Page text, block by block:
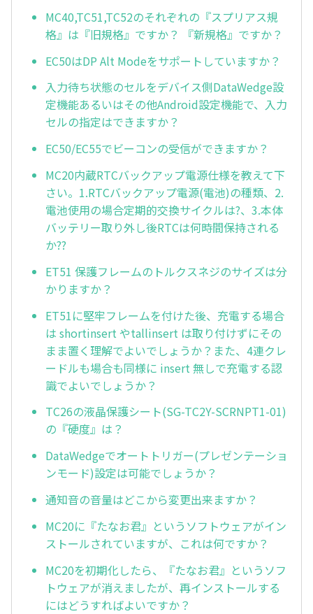
MC40,TC51,TC52のそれぞれの『スプリアス規
格』は『旧規格』ですか？ 『新規格』ですか？
EC50はDP Alt Modeをサポートしていますか？
入力待ち状態のセルをデバイス側DataWedge設
定機能あるいはその他Android設定機能で、入力
セルの指定はできますか？
EC50/EC55でビーコンの受信ができますか？
MC20内蔵RTCバックアップ電源仕様を教えて下
さい。1.RTCバックアップ電源(電池)の種類、2.
電池使用の場合定期的交換サイクルは?、3.本体
バッテリー取り外し後RTCは何時間保持される
か??
ET51 保護フレームのトルクスネジのサイズは分
かりますか？
ET51に堅牢フレームを付けた後、充電する場合
は shortinsert やtallinsert は取り付けずにその
まま置く理解でよいでしょうか？また、4連クレ
ードルも場合も同様に insert 無しで充電する認
識でよいでしょうか？
TC26の液晶保護シート(SG-TC2Y-SCRNPT1-01)
の『硬度』は？
DataWedgeでオートトリガー(プレゼンテーショ
ンモード)設定は可能でしょうか？
通知音の音量はどこから変更出来ますか？
MC20に『たなお君』というソフトウェアがイン
ストールされていますが、これは何ですか？
MC20を初期化したら、『たなお君』というソフ
トウェアが消えましたが、再インストールする
にはどうすればよいですか？